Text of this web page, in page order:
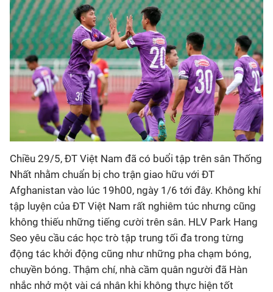
Bóng đá
Thể thao Điện tử
Các môn khác
VIDEO
Chiều 29/5, ĐT Việt Nam đã có buổi tập trên sân Thống
Nhất nhằm chuẩn bị cho trận giao hữu với ĐT
Afghanistan vào lúc 19h00, ngày 1/6 tới đây. Không khí
tập luyện của ĐT Việt Nam rất nghiêm túc nhưng cũng
không thiếu những tiếng cười trên sân. HLV Park Hang
Seo yêu cầu các học trò tập trung tối đa trong từng
động tác khởi động cũng như những pha chạm bóng,
chuyền bóng. Thậm chí, nhà cầm quân người đã Hàn
nhắc nhở một vài cá nhân khi không thực hiện tốt